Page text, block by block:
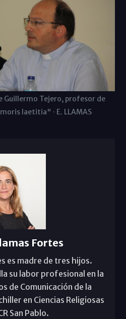
Guillermo Tejero, profesor de
laetitia" · E. LLAMAS
Fortes
es madre de tres hijos.
su labor profesional en la
de Comunicación de la
en Ciencias Religiosas
San Pablo.